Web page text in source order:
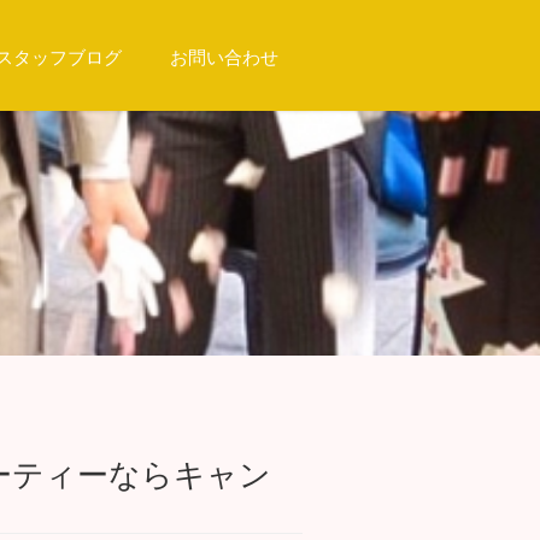
タッフブログ お問い合わせ
ティーならキャン